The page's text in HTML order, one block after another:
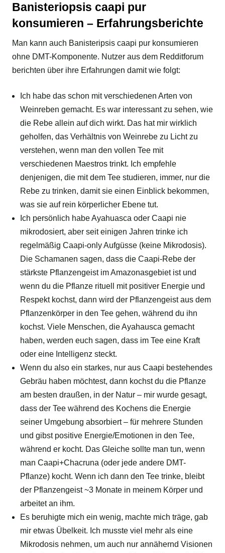
Banisteriopsis caapi pur
konsumieren – Erfahrungsberichte
Man kann auch Banisteripsis caapi pur konsumieren
ohne DMT-Komponente. Nutzer aus dem Redditforum
berichten über ihre Erfahrungen damit wie folgt:
Ich habe das schon mit verschiedenen Arten von
Weinreben gemacht. Es war interessant zu sehen, wie
die Rebe allein auf dich wirkt. Das hat mir wirklich
geholfen, das Verhältnis von Weinrebe zu Licht zu
verstehen, wenn man den vollen Tee mit
verschiedenen Maestros trinkt. Ich empfehle
denjenigen, die mit dem Tee studieren, immer, nur die
Rebe zu trinken, damit sie einen Einblick bekommen,
was sie auf rein körperlicher Ebene tut.
Ich persönlich habe Ayahuasca oder Caapi nie
mikrodosiert, aber seit einigen Jahren trinke ich
regelmäßig Caapi-only Aufgüsse (keine Mikrodosis).
Die Schamanen sagen, dass die Caapi-Rebe der
stärkste Pflanzengeist im Amazonasgebiet ist und
wenn du die Pflanze rituell mit positiver Energie und
Respekt kochst, dann wird der Pflanzengeist aus dem
Pflanzenkörper in den Tee gehen, während du ihn
kochst. Viele Menschen, die Ayahausca gemacht
haben, werden euch sagen, dass im Tee eine Kraft
oder eine Intelligenz steckt.
Wenn du also ein starkes, nur aus Caapi bestehendes
Gebräu haben möchtest, dann kochst du die Pflanze
am besten draußen, in der Natur – mir wurde gesagt,
dass der Tee während des Kochens die Energie
seiner Umgebung absorbiert – für mehrere Stunden
und gibst positive Energie/Emotionen in den Tee,
während er kocht. Das Gleiche sollte man tun, wenn
man Caapi+Chacruna (oder jede andere DMT-
Pflanze) kocht. Wenn ich dann den Tee trinke, bleibt
der Pflanzengeist ~3 Monate in meinem Körper und
arbeitet an ihm.
Es beruhigte mich ein wenig, machte mich träge, gab
mir etwas Übelkeit. Ich musste viel mehr als eine
Mikrodosis nehmen, um auch nur annähernd Visionen